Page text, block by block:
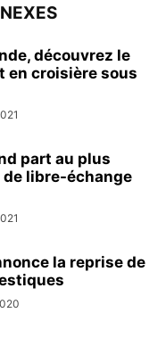
découvrez le
en croisière sous
part au plus
libre-échange
la reprise de